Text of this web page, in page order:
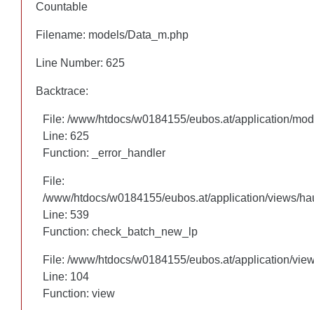
Countable
Filename: models/Data_m.php
Line Number: 625
Backtrace:
File: /www/htdocs/w0184155/eubos.at/application/
Line: 625
Function: _error_handler
File:
/www/htdocs/w0184155/eubos.at/application/views/
Line: 460
Function: check_batch_new_lp
File: /www/htdocs/w0184155/eubos.at/application/
Line: 104
Function: view
Countable
Filename: models/Data_m.php
Line Number: 625
Backtrace:
File: /www/htdocs/w0184155/eubos.at/application/
Line: 625
Function: _error_handler
File:
/www/htdocs/w0184155/eubos.at/application/views/
Line: 539
Function: check_batch_new_lp
File: /www/htdocs/w0184155/eubos.at/application/
Line: 104
Function: view